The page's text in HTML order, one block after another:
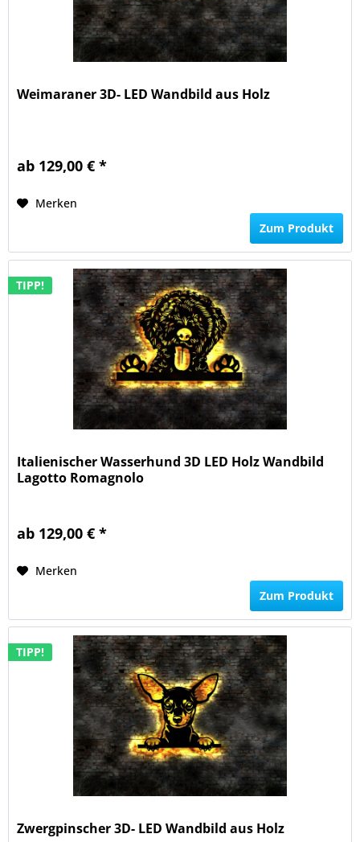
Weimaraner 3D- LED Wandbild aus Holz
ab 129,00 € *
Merken
Zum Produkt
TIPP!
Italienischer Wasserhund 3D LED Holz Wandbild
Lagotto Romagnolo
ab 129,00 € *
Merken
Zum Produkt
TIPP!
Zwergpinscher 3D- LED Wandbild aus Holz